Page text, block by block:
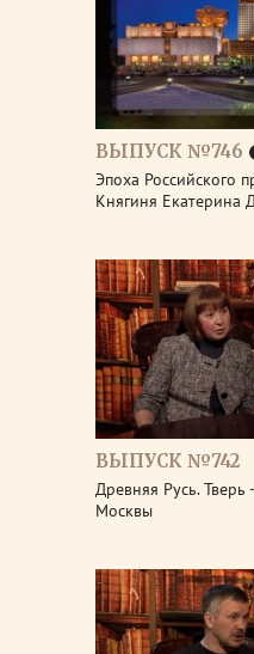
ВЫПУСК №746
Эпоха Российского
Княгиня Екатерина
ВЫПУСК №742
Древняя Русь. Тверь
Москвы